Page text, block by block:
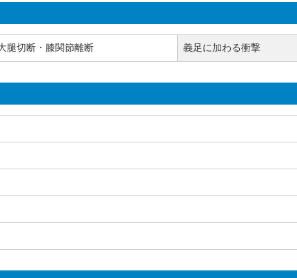
腿切断・膝関節離断 義足に加わる衝撃